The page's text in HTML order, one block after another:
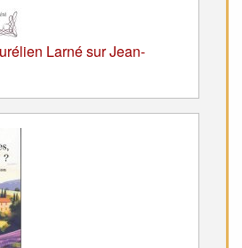
Larné sur Jean-